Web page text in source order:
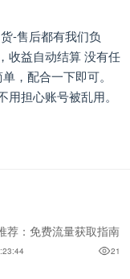
-售后都有我们负
收益自动结算 没有任
，配合一下即可。
担心账号被乱用。
荐：免费流量获取指南
21